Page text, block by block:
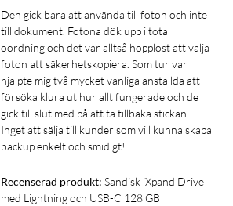
Den gick bara att använda till foton och inte
till dokument. Fotona dök upp i total
oordning och det var alltså hopplöst att välja
foton att säkerhetskopiera. Som tur var
hjälpte mig två mycket vänliga anställda att
försöka klura ut hur allt fungerade och de
gick till slut med på att ta tillbaka stickan.
Inget att sälja till kunder som vill kunna skapa
backup enkelt och smidigt!
Recenserad produkt: Sandisk iXpand Drive
med Lightning och USB-C 128 GB